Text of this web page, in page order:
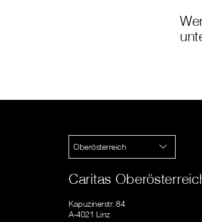
Oberösterreich
Caritas
Kapuzinerstr. 84
A-4021 Linz